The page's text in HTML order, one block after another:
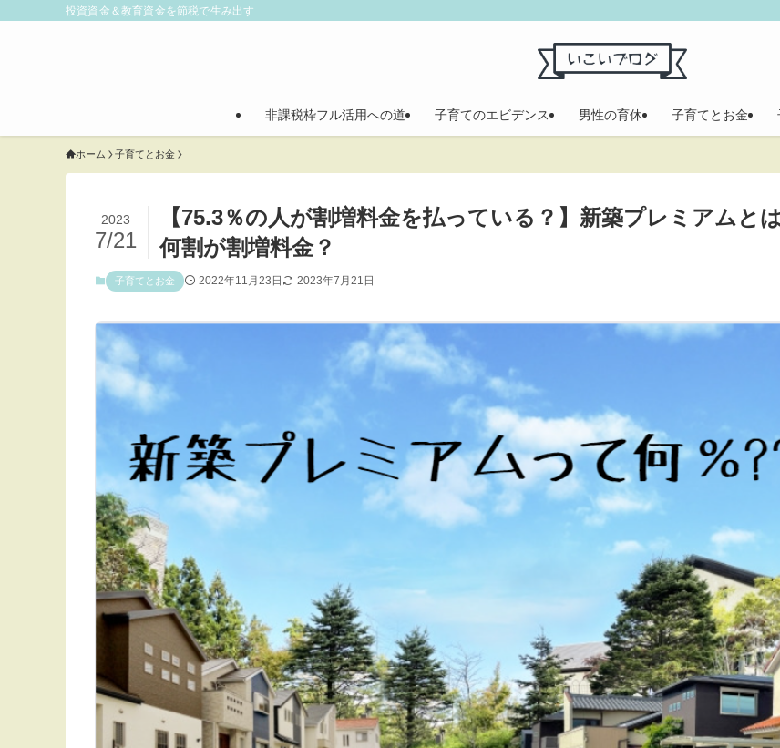
投資資金＆教育資金を節税で生み出す
非課税枠フル活用への道 子育てのエビデンス 男性の育休 子育てとお金
ホーム 子育てとお金
【75.3％の人が割増料金を払っている？】新築プレミアムと
何割が割増料金？
2023
7/21
子育てとお金 2022年11月23日 2023年7月21日